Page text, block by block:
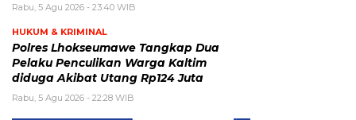
Rabu, 5 Agu 2026 - 23:40 WIB
HUKUM & KRIMINAL
Polres Lhokseumawe Tangkap Dua
Pelaku Penculikan Warga Kaltim
diduga Akibat Utang Rp124 Juta
Rabu, 5 Agu 2026 - 22:28 WIB